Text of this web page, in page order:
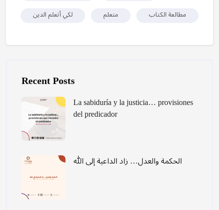
لكي أتعلم الدين
متعلم مطالعة الكتاب
Recent Posts
La sabiduría y la justicia… provisiones
del predicador
الحكمة والعدل… زاد الداعية إلى الله